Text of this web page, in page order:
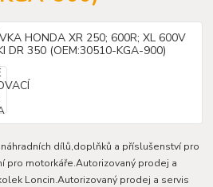
dílů,doplňků a příslušenství pro
pro motorkáře.Autorizovaný prodej a
Loncin.Autorizovaný prodej a servis